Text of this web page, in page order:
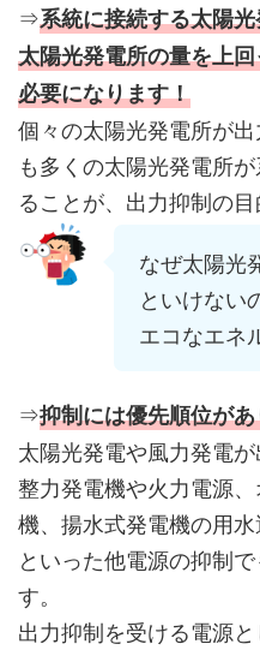
⇒系統に接続する太陽
太陽光発電所の量を上
必要になります！
個々の太陽光発電所が
も多くの太陽光発電所
ることが、出力抑制の目
なぜ太陽光
といけない
エコなエネ
⇒抑制には優先順位が
太陽光発電や風力発電
整力発電機や火力電源
機、揚水式発電機の用
といった他電源の抑制
す。
出力抑制を受ける電源